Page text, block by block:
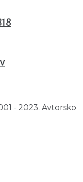
- 2023. Avtorsko